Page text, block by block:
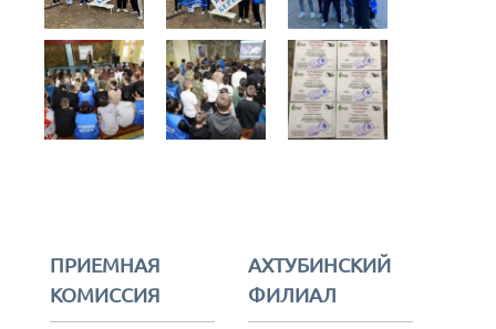
ПРИЕМНАЯ
КОМИССИЯ
АХТУБИНСКИЙ
ФИЛИАЛ